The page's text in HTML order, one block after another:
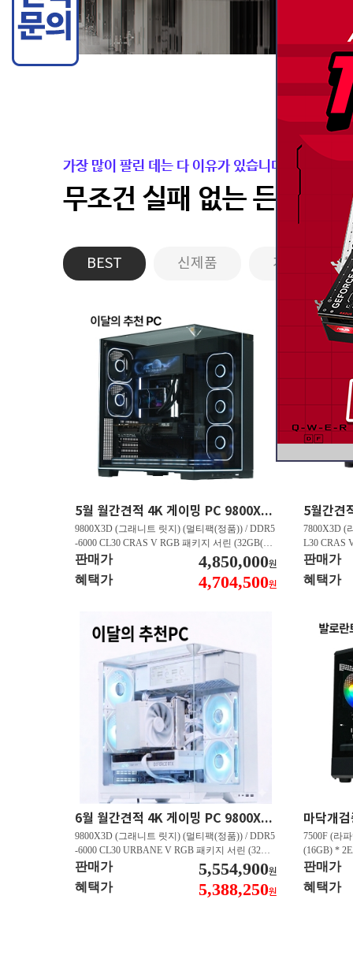
가장 많이 팔린 데는 다 이유가 있습니다.
무조건 실패 없는 든든한
BEST 신제품 게이밍PC
5월 월간견적 4K 게이밍 PC 9800X3D RTX 5070 Ti GY508
9800X3D (그래니트 릿지) (멀티팩(정품)) / DDR5
-6000 CL30 CRAS V RGB 패키지 서린 (32GB(16
Gx2)) / B850M AORUS ELITE WIFI6E 피씨디렉
트 / 지포스 RTX 5070 Ti GAMING OC D7 16GB
피씨디렉트 / EXCERIA 히트싱크 M.2 NVMe (2T
판매가 4,850,000원
혜택가 4,704,500원
7800X3D (
L30 CRAS
B850M
스 RTX
A 히트싱크
판매가
혜택가
6월 월간견적 4K 게이밍 PC 9800X3D RTX 5080 GY512
9800X3D (그래니트 릿지) (멀티팩(정품)) / DDR5
-6000 CL30 URBANE V RGB 패키지 서린 (32GB
(16Gx2)) / B850M-PLUS WIFI7 W 대원씨티에스 /
지포스 RTX 5080 AERO OC SFF D7 16GB 제이
씨현 / EXCERIA 히트싱크 M.2 NVMe (2TB)
판매가 5,554,900원
혜택가 5,388,250원
7500F (라
(16GB) *
즈윈 / 지포
CN600
판매가
혜택가